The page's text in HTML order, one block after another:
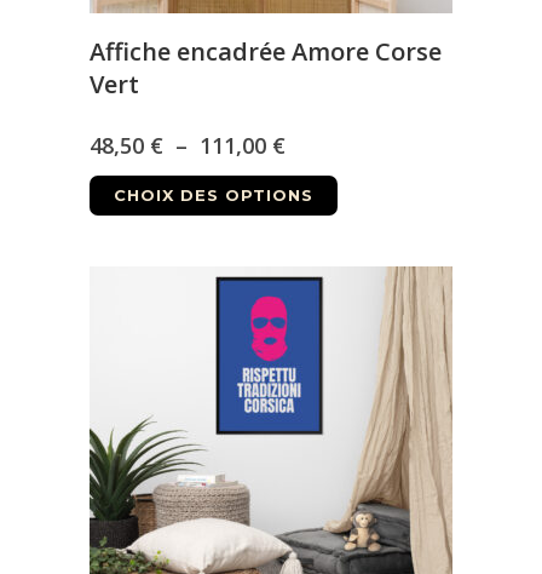
Affiche encadrée Amore Corse
Vert
48,50 € – 111,00 €Plage
de
à
111,00 €
CHOIX DES OPTIONS
Ce
produit
plusieurs
variations.
options
peuvent
être
choisies
sur
la
page